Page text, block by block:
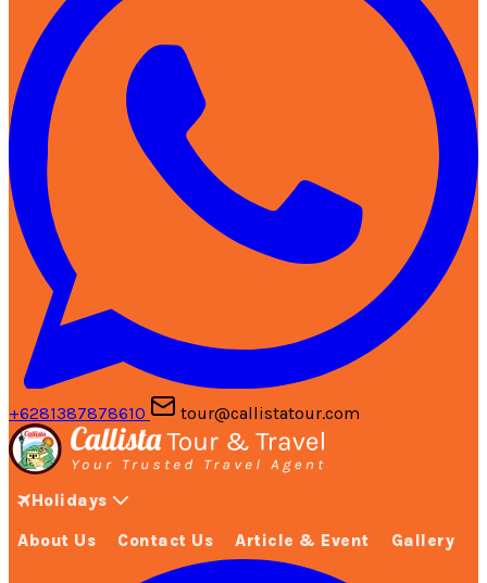
+6281387878610 tour@callistatour.com
Holidays
About Us Contact Us Article & Event Gallery